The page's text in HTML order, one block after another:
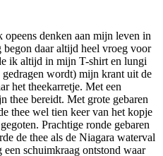
denken aan mijn leven in
daar altijd heel vroeg voor
ik altijd in mijn T-shirt en lungi
wordt) mijn krant uit de
het theekarretje. Met een
thee bereidt. Met grote gebaren
thee wel tien keer van het kopje
Prachtige ronde gebaren
de thee als de Niagara waterval
schuimkraag ontstond waar